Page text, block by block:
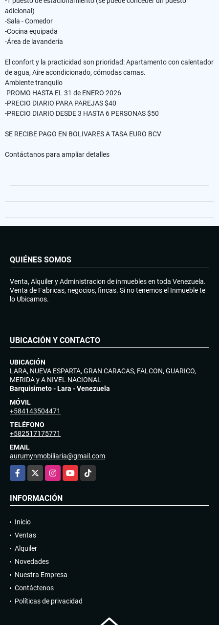
adicional)
-Sala - Comedor
-Cocina equipada
-Área de lavandería
El confort y la practicidad son prioridad: Apartamento con calentador
de agua, Aire acondicionado, cómodas camas.
Ambiente tranquilo
PROMO HASTA EL 31 de ENERO 2026
-PRECIO DIARIO PARA PAREJAS $40
-PRECIO DIARIO DESDE 3 HASTA 6 PERSONAS $50
SE RECIBE PAGO EN BOLIVARES A TASA EURO BCV
Contáctanos para ampliar detalles
QUIÉNES SOMOS
Venta, Alquiler y Administracion de inmuebles en toda Venezuela.
Venta de Fabricas, negocios, fincas. Si no tenemos el Inmueble te
lo Ubicamos.
UBICACIÓN Y CONTACTO
UBICACIÓN
LARA, NUEVA ESPARTA, GRAN CARACAS, FALCON, GUARICO,
MERIDA y A NIVEL NACIONAL
Barquisimeto - Lara - Venezuela
MÓVIL
+584143504471
TELÉFONO
+582517175771
EMAIL
aurumynmobiliaria@gmail.com
Facebook
InstagramYouTubeTikTok
INFORMACIÓN
Inicio
Ventas
Alquiler
Novedades
Nuestra Empresa
Contáctenos
Políticas de privacidad